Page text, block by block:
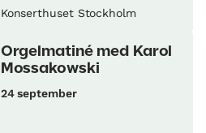
Konserthuset Stockholm
Orgelmatiné med Karol
Mossakowski
24 september